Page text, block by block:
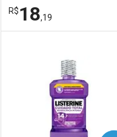
R$18,19
Laboratório
Por Menos